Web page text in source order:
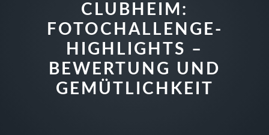
CLUBHEIM:
FOTOCHALLENGE-
HIGHLIGHTS –
BEWERTUNG UND
GEMÜTLICHKEIT